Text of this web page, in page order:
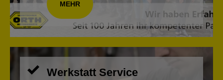
MEHR
Werkstatt Service